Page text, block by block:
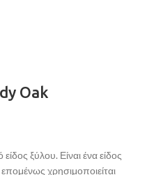
Oak
ξύλου. Είναι ένα είδος
χρησιμοποιείται